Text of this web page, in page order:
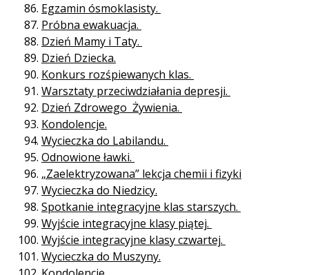
Egzamin ósmoklasisty.
Próbna ewakuacja.
Dzień Mamy i Taty.
Dzień Dziecka.
Konkurs rozśpiewanych klas.
Warsztaty przeciwdziałania depresji.
Dzień Zdrowego Żywienia.
Kondolencje.
Wycieczka do Labilandu.
Odnowione ławki.
„Zaelektryzowana” lekcja chemii i fizyki
Wycieczka do Niedzicy.
Spotkanie integracyjne klas starszych.
Wyjście integracyjne klasy piątej.
Wyjście integracyjne klasy czwartej.
Wycieczka do Muszyny.